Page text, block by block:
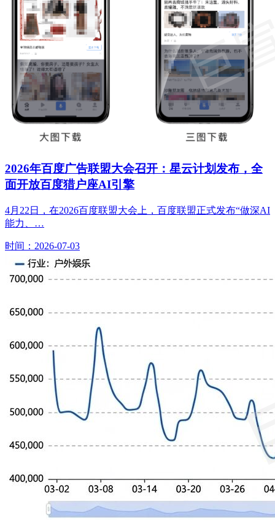
2026年百度广告联盟大会召开：星云计划发布，全
面开放百度猎户座AI引擎
4月22日，在2026百度联盟大会上，百度联盟正式发布“做深AI
能力、…
时间：2026-07-03